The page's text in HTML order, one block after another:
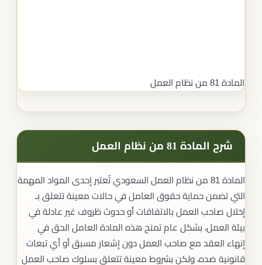
المادة 81 من نظام العمل
شرح المادة 81 من نظام العمل
المادة 81 من نظام العمل السعودي تُعتبر إحدى المواد المهمة
التي تضمن حماية حقوق العامل في حالات معينة تتعلق بـ
إخلال صاحب العمل بالاتفاقات أو حدوث ظروف غير عادلة في
بيئة العمل، بشكل عام تمنح هذه المادة العامل الحق في
إنهاء العقد مع صاحب العمل دون إشعار مسبق أو أي تبعات
قانونية ضده، ولكن بشروط معينة تتعلق بسلوك صاحب العمل